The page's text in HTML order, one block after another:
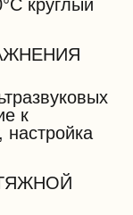
круглый
к